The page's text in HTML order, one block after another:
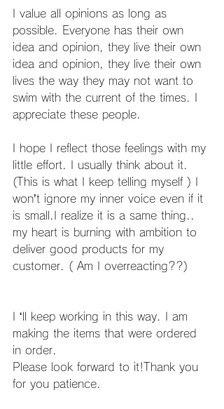
I value all opinions as long as
possible. Everyone has their own
idea and opinion, they live their own
idea and opinion, they live their own
lives the way they may not want to
swim with the current of the times. I
appreciate these people.
I hope I reflect those feelings with my
little effort. I usually think about it.
(This is what I keep telling myself ) I
won’t ignore my inner voice even if it
is small.I realize it is a same thing..
my heart is burning with ambition to
deliver good products for my
customer. ( Am I overreacting??)
I ‘ll keep working in this way. I am
making the items that were ordered
in order.
Please look forward to it!Thank you
for you patience.